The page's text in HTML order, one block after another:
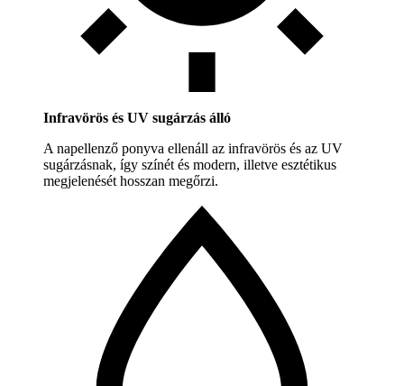
Infravörös és UV sugárzás álló
A napellenző ponyva ellenáll az infravörös és az UV
sugárzásnak, így színét és modern, illetve esztétikus
megjelenését hosszan megőrzi.